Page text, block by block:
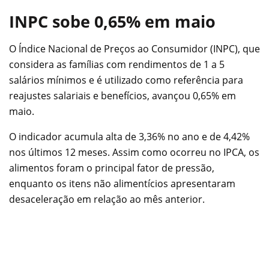
INPC sobe 0,65% em maio
O Índice Nacional de Preços ao Consumidor (INPC), que
considera as famílias com rendimentos de 1 a 5
salários mínimos e é utilizado como referência para
reajustes salariais e benefícios, avançou 0,65% em
maio.
O indicador acumula alta de 3,36% no ano e de 4,42%
nos últimos 12 meses. Assim como ocorreu no IPCA, os
alimentos foram o principal fator de pressão,
enquanto os itens não alimentícios apresentaram
desaceleração em relação ao mês anterior.